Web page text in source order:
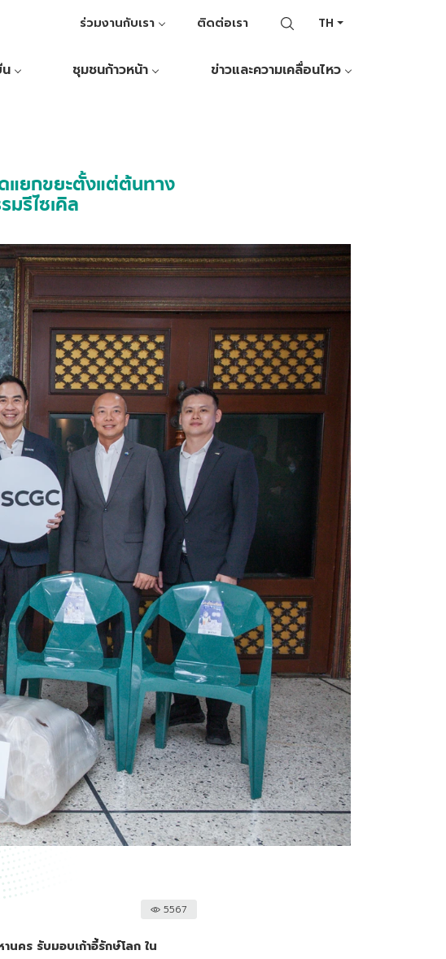
TH
ร่วมงานกับเรา ติดต่อเรา
ชุมชนก้าวหน้า ข่าวและความเคลื่อนไหว
แยกขยะตั้งแต่ต้นทาง
รีไซเคิล
5567
คร รับมอบเก้าอี้รักษ์โลก ใน